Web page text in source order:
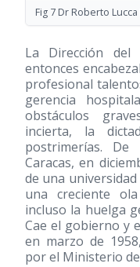
Fig 7 Dr Roberto
La Dirección del
entonces
profesional
gerencia
obstáculos
incierta, la
postrimerías.
Caracas, en
de una
una creciente
incluso la huelga
Cae el gobierno y
en marzo de
por el Ministerio de